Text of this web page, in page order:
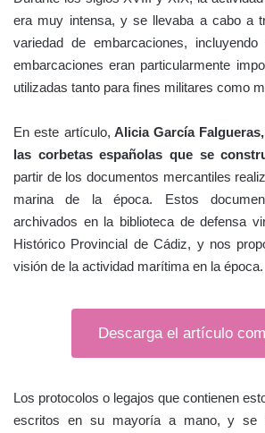
era muy intensa, y se llevaba a cabo a
variedad de embarcaciones,
embarcaciones eran particularmente
utilizadas tanto para fines militares como
En este artículo, Alicia García
las corbetas españolas que se
partir de los documentos mercantiles
marina de la época. Estos
archivados en la biblioteca de defensa
Histórico Provincial de Cádiz, y nos
visión de la actividad marítima en la época.
Descarga el artículo
Los protocolos o legajos que contienen
escritos en su mayoría a mano, y se